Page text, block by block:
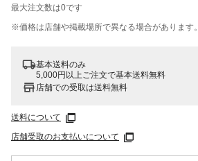
最大注文数は0です
※価格は​店舗や​掲載場所で​異なる​場合が​あります。
基本送料のみ
5,000円以上ご注文で基本送料無料
店舗での受取は送料無料
送料について
店舗受取のお支払いについて